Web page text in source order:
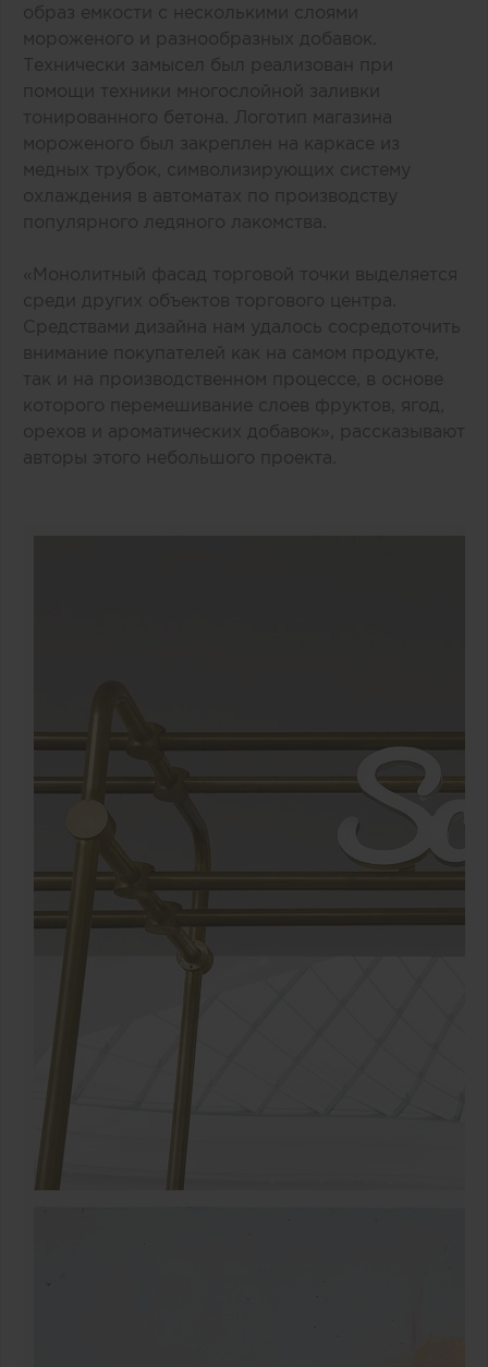
образ емкости с несколькими слоями
мороженого и разнообразных добавок.
Технически замысел был реализован при
помощи техники многослойной заливки
тонированного бетона. Логотип магазина
мороженого был закреплен на каркасе из
медных трубок, символизирующих систему
охлаждения в автоматах по производству
популярного ледяного лакомства.
«Монолитный фасад торговой точки выделяется
среди других объектов торгового центра.
Средствами дизайна нам удалось сосредоточить
внимание покупателей как на самом продукте,
так и на производственном процессе, в основе
которого перемешивание слоев фруктов, ягод,
орехов и ароматических добавок», рассказывают
авторы этого небольшого проекта.